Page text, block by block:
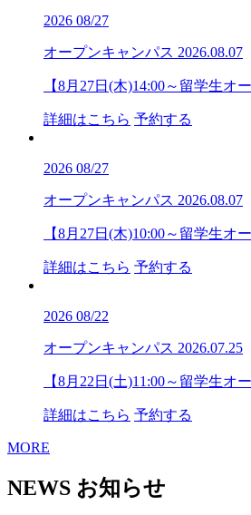
2026 08/27
オープンキャンパス 2026.08.07
【8月27日(木)14:00～留学生オ
詳細はこちら 予約する
2026 08/27
オープンキャンパス 2026.08.07
【8月27日(木)10:00～留学生オ
詳細はこちら 予約する
2026 08/22
オープンキャンパス 2026.07.25
【8月22日(土)11:00～留学生オ
詳細はこちら 予約する
MORE
NEWS お知らせ